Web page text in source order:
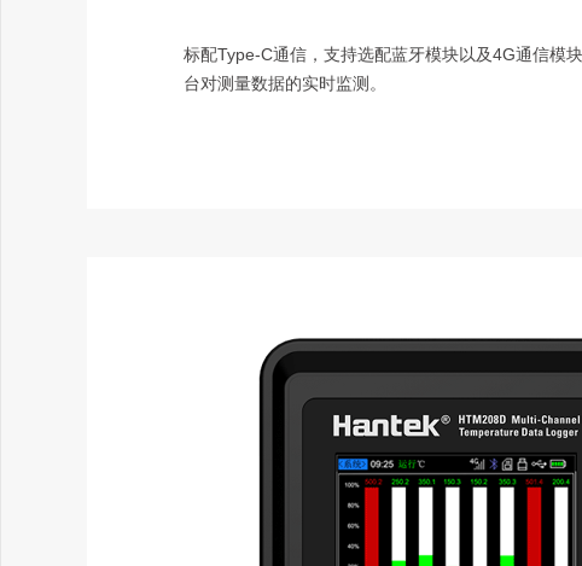
标配Type-C通信，支持选配蓝牙模块以及4G通信模
台对测量数据的实时监测。